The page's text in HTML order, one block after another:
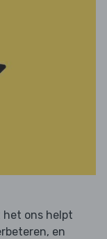
het ons helpt
en